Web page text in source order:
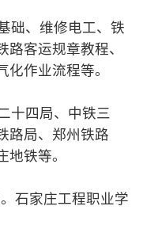
础、维修电工、铁
客运规章教程、
作业流程等。
十四局、中铁三
路局、郑州铁路
铁等。
石家庄工程职业学